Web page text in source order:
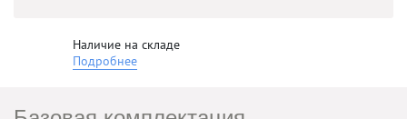
Наличие на складе
Подробнее